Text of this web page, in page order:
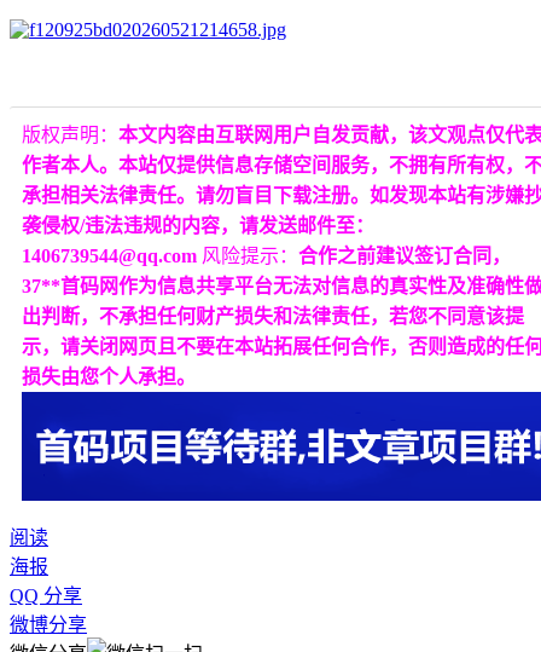
版权声明： 本文内容由互联网用户自发贡献，该文观点仅代
作者本人。本站仅提供信息存储空间服务，不拥有所有权，
承担相关法律责任。请勿盲目下载注册。如发现本站有涉嫌
袭侵权/违法违规的内容，请发送邮件至：
1406739544@qq.com 风险提示： 合作之前建议签订合同，
37**首码网作为信息共享平台无法对信息的真实性及准确性
出判断，不承担任何财产损失和法律责任，若您不同意该提
示，请关闭网页且不要在本站拓展任何合作，否则造成的任
损失由您个人承担。
阅读
海报
QQ 分享
微博分享